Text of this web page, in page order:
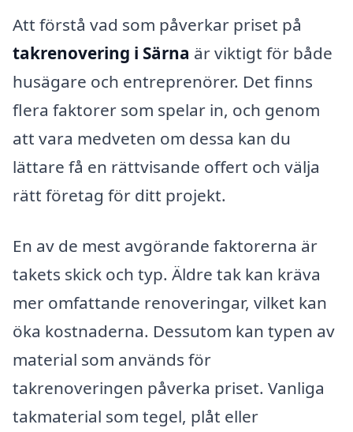
Att förstå vad som påverkar priset på
takrenovering i Särna är viktigt för både
husägare och entreprenörer. Det finns
flera faktorer som spelar in, och genom
att vara medveten om dessa kan du
lättare få en rättvisande offert och välja
rätt företag för ditt projekt.
En av de mest avgörande faktorerna är
takets skick och typ. Äldre tak kan kräva
mer omfattande renoveringar, vilket kan
öka kostnaderna. Dessutom kan typen av
material som används för
takrenoveringen påverka priset. Vanliga
takmaterial som tegel, plåt eller